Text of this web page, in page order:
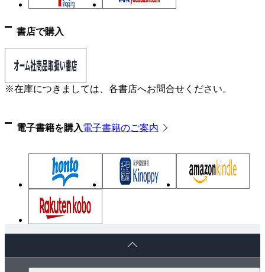
書店で購入
※在庫につきましては、各書店へお問合せください。
電子書籍を購入電子書籍のご案内